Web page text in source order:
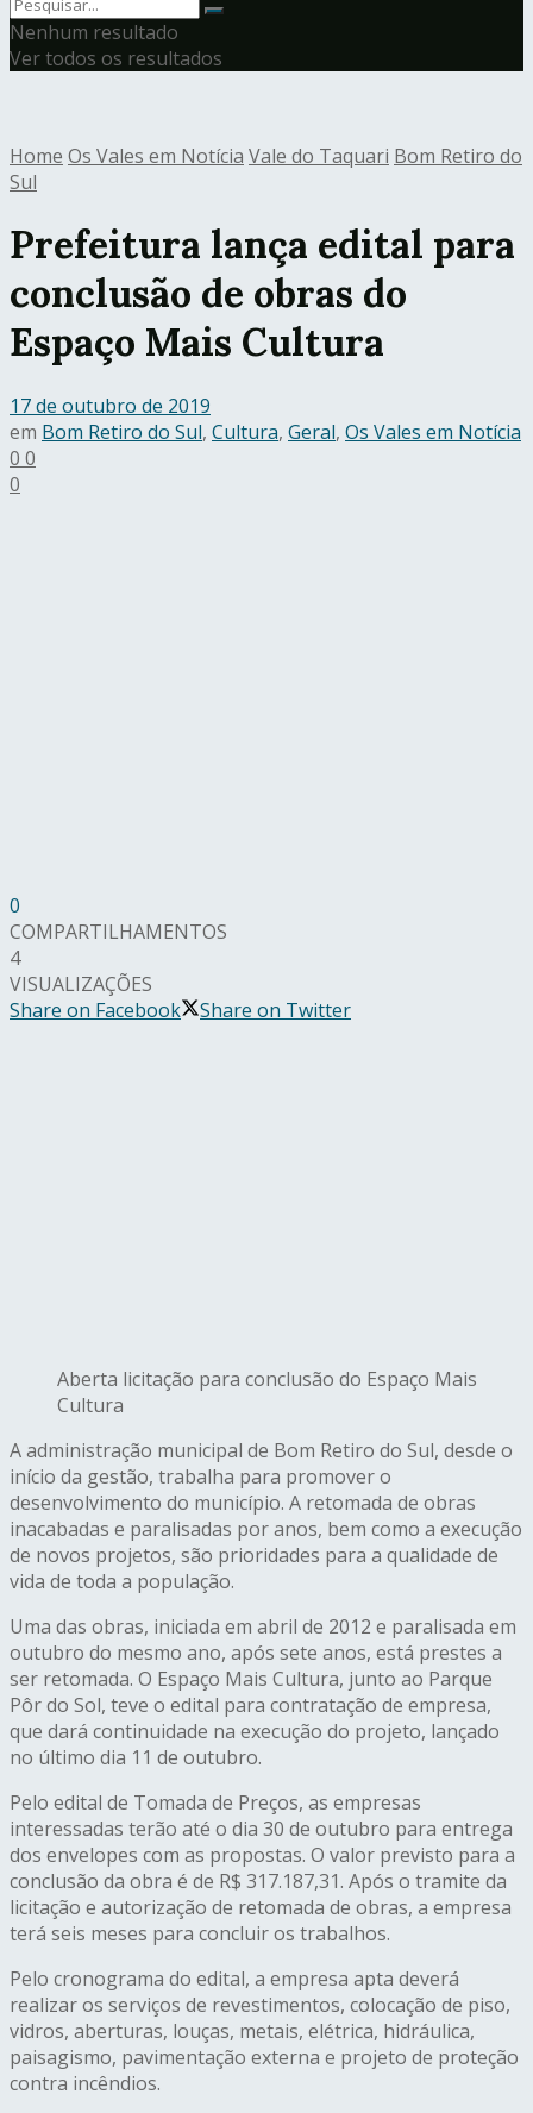
Nenhum resultado
Ver todos os resultados
Home Os Vales em Notícia Vale do Taquari Bom Retiro do
Sul
Prefeitura lança edital para
conclusão de obras do
Espaço Mais Cultura
17 de outubro de 2019
em Bom Retiro do Sul, Cultura, Geral, Os Vales em Notícia
0 0
0
0
COMPARTILHAMENTOS
4
VISUALIZAÇÕES
Share on Facebook
Share on Twitter
Aberta licitação para conclusão do Espaço Mais
Cultura
A administração municipal de Bom Retiro do Sul, desde o
início da gestão, trabalha para promover o
desenvolvimento do município. A retomada de obras
inacabadas e paralisadas por anos, bem como a execução
de novos projetos, são prioridades para a qualidade de
vida de toda a população.
Uma das obras, iniciada em abril de 2012 e paralisada em
outubro do mesmo ano, após sete anos, está prestes a
ser retomada. O Espaço Mais Cultura, junto ao Parque
Pôr do Sol, teve o edital para contratação de empresa,
que dará continuidade na execução do projeto, lançado
no último dia 11 de outubro.
Pelo edital de Tomada de Preços, as empresas
interessadas terão até o dia 30 de outubro para entrega
dos envelopes com as propostas. O valor previsto para a
conclusão da obra é de R$ 317.187,31. Após o tramite da
licitação e autorização de retomada de obras, a empresa
terá seis meses para concluir os trabalhos.
Pelo cronograma do edital, a empresa apta deverá
realizar os serviços de revestimentos, colocação de piso,
vidros, aberturas, louças, metais, elétrica, hidráulica,
paisagismo, pavimentação externa e projeto de proteção
contra incêndios.